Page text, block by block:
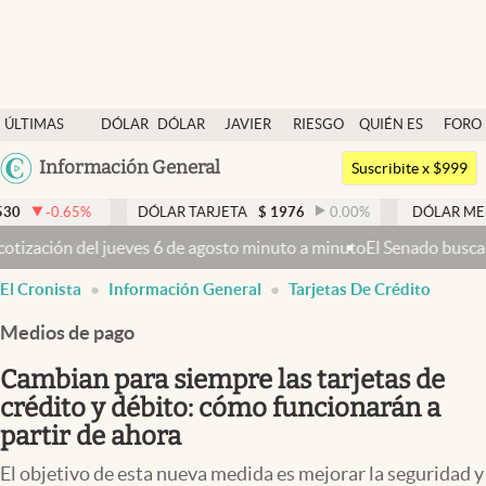
ÚLTIMAS
NOTICIAS
DÓLAR
DÓLAR
JAVIER
RIESGO
QUIÉN ES
QUIÉN
FORO
Argentina
México
Colombia
Información General
Dólar
Members
Economía y Política
Finanzas y Mercados
Mercados Online
Negocios
Columnistas
Otras secciones
Suscribite x $999
DÓLAR TARJETA $ 1976 0.00 % DÓLAR MEP 1521,66
minuto a minutoEl Senado busca aprobar la Ley de Propiedad
El Cronista Información General Tarjetas De Crédito
Medios de pago
Cambian para siempre las tarjetas de
crédito y débito: cómo funcionarán a
partir de ahora
El objetivo de esta nueva medida es mejorar la seguridad y